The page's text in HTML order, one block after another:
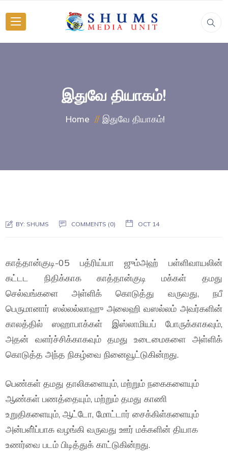
இதுவே தியாகம்!
Home இதுவே தியாகம்!
BY: SHUMS COMMENTS (0) OCT 14
காத்தான்குடி-05 பத்ரிய்யா ஜும்அஹ் பள்ளிவாயலின்
கட்டட நிதிக்காக காத்தான்குடி மக்கள் தமது
செல்வங்களை அள்ளிக் கொடுத்து வருவது, நபீ
பெருமானார் ஸல்லல்லாஹு அலைஹி வஸல்லம் அவர்களின்
காலத்தில் ஸஹாபாக்கள் இஸ்லாமியப் போருக்காகவும்,
அதன் வளர்ச்சிக்காகவும் தமது உடைமைகளை அள்ளிக்
கொடுத்த அந்த நிகழ்வை நினைவூட்டுகின்றது.
பெண்கள் தமது தாலிகளையும், மற்றும் நகைகளையும்
ஆண்கள் பணத்தையும், மற்றும் தமது காணி
உறுதிகளையும், ஆட்டோ, மோட்டார் சைக்கிள்களையும்
அன்பளி்ப்பாக வழங்கி வருவது ஊர் மக்களின் தியாக
உணர்வை படம் பிடித்துக் காட்டுகின்றது.